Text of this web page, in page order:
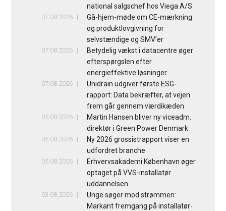
national salgschef hos Viega A/S
07.08.2026
Gå-hjem-møde om CE-mærkning
og produktlovgivning for
selvstændige og SMV’er
07.08.2026
Betydelig vækst i datacentre øger
efterspørgslen efter
energieffektive løsninger
07.08.2026
Unidrain udgiver første ESG-
rapport: Data bekræfter, at vejen
frem går gennem værdikæden
05.08.2026
Martin Hansen bliver ny viceadm.
direktør i Green Power Denmark
05.08.2026
Ny 2026 grossistrapport viser en
udfordret branche
05.08.2026
Erhvervsakademi København øger
optaget på VVS-installatør
uddannelsen
03.08.2026
Unge søger mod strømmen:
Markant fremgang på installatør-